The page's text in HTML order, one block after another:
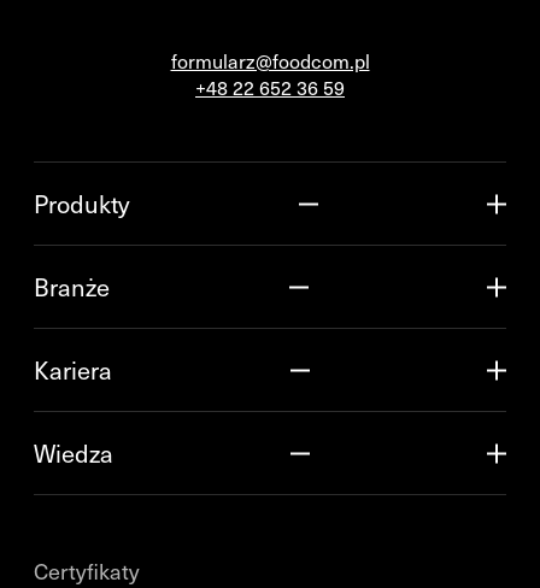
formularz@foodcom.pl
+48 22 652 36 59
Produkty
Branże
Kariera
Wiedza
Certyfikaty